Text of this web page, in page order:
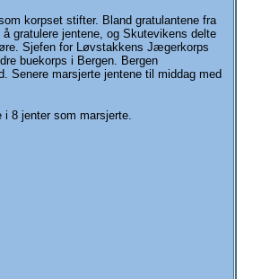
korpset stifter. Bland gratulantene fra
gratulere jentene, og Skutevikens delte
Sjefen for Løvstakkens Jægerkorps
buekorps i Bergen. Bergen
Senere marsjerte jentene til middag med
i 8 jenter som marsjerte.